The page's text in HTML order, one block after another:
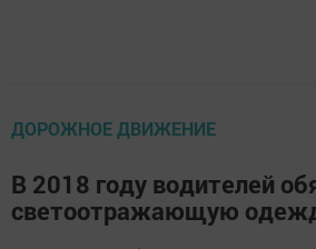
ДОРОЖНОЕ ДВИЖЕНИЕ
В 2018 году водителей
светоотражающую